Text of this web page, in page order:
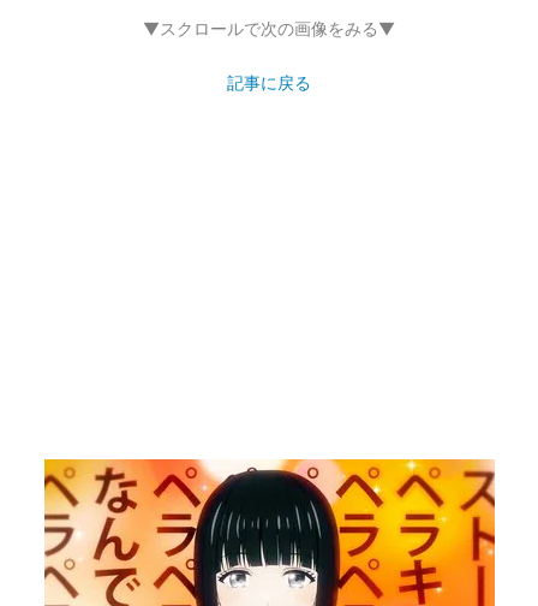
▼スクロールで次の画像をみる▼
記事に戻る